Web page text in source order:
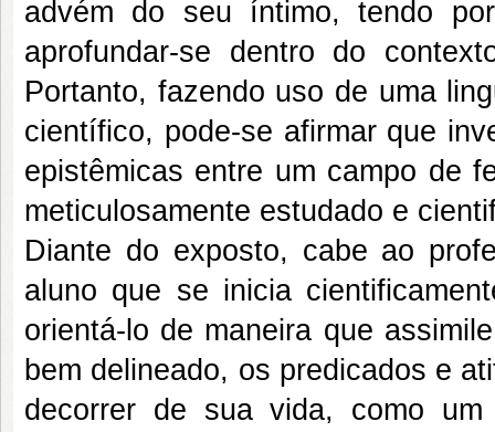
advém do seu íntimo, tendo
aprofundar-se dentro do
Portanto, fazendo uso de uma
científico, pode-se afirmar que
epistêmicas entre um campo de
meticulosamente estudado e
Diante do exposto, cabe ao
aluno que se inicia
orientá-lo de maneira que
bem delineado, os predicados e
decorrer de sua vida, como